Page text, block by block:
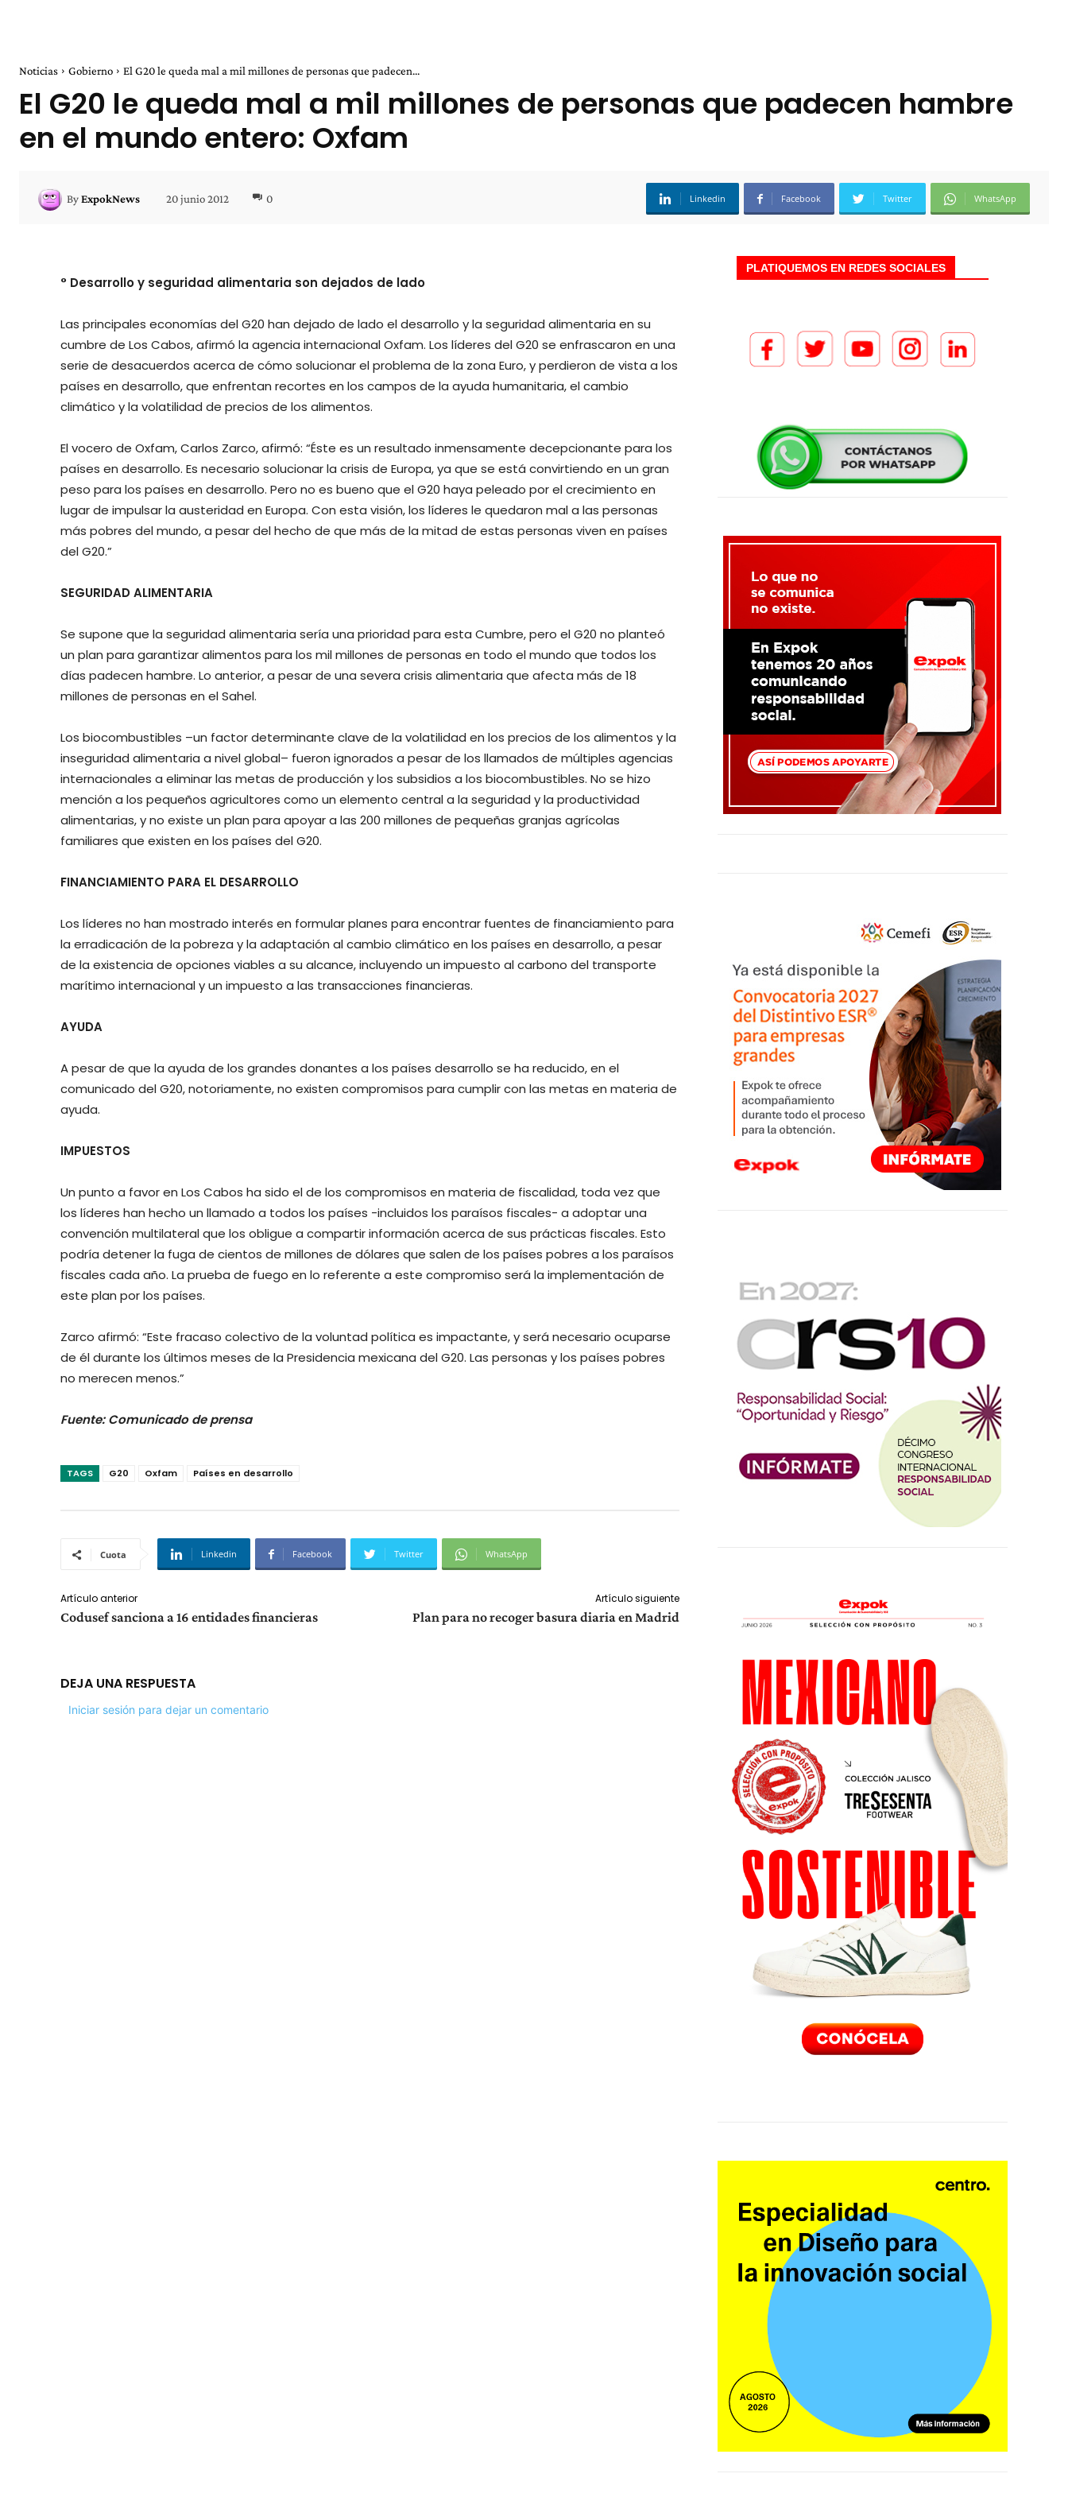
Noticias Gobierno El G20 le queda mal a mil millones de personas que padecen...
El G20 le queda mal a mil millones de personas que padecen hambre
en el mundo entero: Oxfam
ByExpokNews 20 junio 2012 0 Linkedin Facebook Twitter WhatsApp
° Desarrollo y seguridad alimentaria son dejados de lado
Las principales economías del G20 han dejado de lado el desarrollo y la seguridad alimentaria en su
cumbre de Los Cabos, afirmó la agencia internacional Oxfam. Los líderes del G20 se enfrascaron en una
serie de desacuerdos acerca de cómo solucionar el problema de la zona Euro, y perdieron de vista a los
países en desarrollo, que enfrentan recortes en los campos de la ayuda humanitaria, el cambio
climático y la volatilidad de precios de los alimentos.
El vocero de Oxfam, Carlos Zarco, afirmó: “Éste es un resultado inmensamente decepcionante para los
países en desarrollo. Es necesario solucionar la crisis de Europa, ya que se está convirtiendo en un gran
peso para los países en desarrollo. Pero no es bueno que el G20 haya peleado por el crecimiento en
lugar de impulsar la austeridad en Europa. Con esta visión, los líderes le quedaron mal a las personas
más pobres del mundo, a pesar del hecho de que más de la mitad de estas personas viven en países
del G20.”
SEGURIDAD ALIMENTARIA
Se supone que la seguridad alimentaria sería una prioridad para esta Cumbre, pero el G20 no planteó
un plan para garantizar alimentos para los mil millones de personas en todo el mundo que todos los
días padecen hambre. Lo anterior, a pesar de una severa crisis alimentaria que afecta más de 18
millones de personas en el Sahel.
Los biocombustibles –un factor determinante clave de la volatilidad en los precios de los alimentos y la
inseguridad alimentaria a nivel global– fueron ignorados a pesar de los llamados de múltiples agencias
internacionales a eliminar las metas de producción y los subsidios a los biocombustibles. No se hizo
mención a los pequeños agricultores como un elemento central a la seguridad y la productividad
alimentarias, y no existe un plan para apoyar a las 200 millones de pequeñas granjas agrícolas
familiares que existen en los países del G20.
FINANCIAMIENTO PARA EL DESARROLLO
Los líderes no han mostrado interés en formular planes para encontrar fuentes de financiamiento para
la erradicación de la pobreza y la adaptación al cambio climático en los países en desarrollo, a pesar
de la existencia de opciones viables a su alcance, incluyendo un impuesto al carbono del transporte
marítimo internacional y un impuesto a las transacciones financieras.
AYUDA
A pesar de que la ayuda de los grandes donantes a los países desarrollo se ha reducido, en el
comunicado del G20, notoriamente, no existen compromisos para cumplir con las metas en materia de
ayuda.
IMPUESTOS
Un punto a favor en Los Cabos ha sido el de los compromisos en materia de fiscalidad, toda vez que
los líderes han hecho un llamado a todos los países -incluidos los paraísos fiscales- a adoptar una
convención multilateral que los obligue a compartir información acerca de sus prácticas fiscales. Esto
podría detener la fuga de cientos de millones de dólares que salen de los países pobres a los paraísos
fiscales cada año. La prueba de fuego en lo referente a este compromiso será la implementación de
este plan por los países.
Zarco afirmó: “Este fracaso colectivo de la voluntad política es impactante, y será necesario ocuparse
de él durante los últimos meses de la Presidencia mexicana del G20. Las personas y los países pobres
no merecen menos.”
Fuente: Comunicado de prensa
TAGS G20 Oxfam Países en desarrollo
Cuota Linkedin Facebook Twitter WhatsApp
Artículo anterior
Codusef sanciona a 16 entidades financieras
Artículo siguiente
Plan para no recoger basura diaria en Madrid
DEJA UNA RESPUESTA
Iniciar sesión para dejar un comentario
PLATIQUEMOS EN REDES SOCIALES